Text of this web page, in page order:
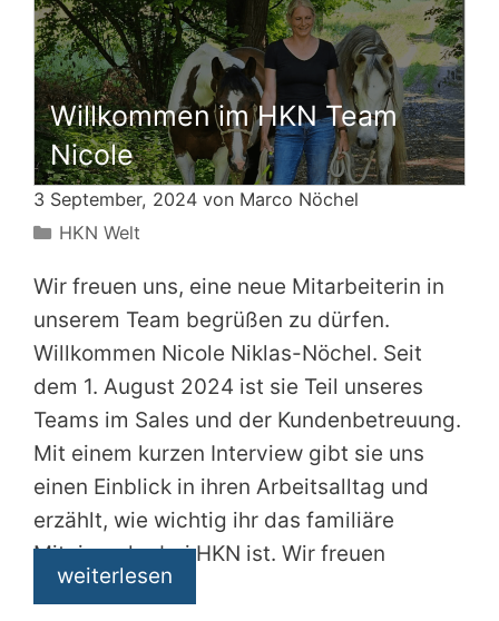
Willkommen im HKN Team
Nicole
3 September, 2024 von Marco Nöchel
Kategorien
HKN Welt
Wir freuen uns, eine neue Mitarbeiterin in
unserem Team begrüßen zu dürfen.
Willkommen Nicole Niklas-Nöchel. Seit
dem 1. August 2024 ist sie Teil unseres
Teams im Sales und der Kundenbetreuung.
Mit einem kurzen Interview gibt sie uns
einen Einblick in ihren Arbeitsalltag und
erzählt, wie wichtig ihr das familiäre
Miteinander bei HKN ist. Wir freuen
weiterlesen